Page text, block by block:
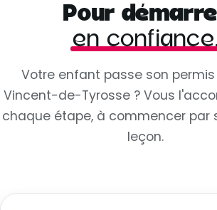
Pour
en
Votre enfant passe son
Vincent-de-Tyrosse ? Vous
chaque étape, à commencer par
leçon.